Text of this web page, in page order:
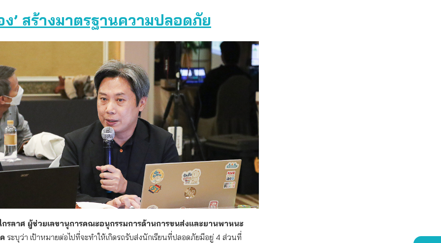
ง’ สร้างมาตรฐานความปลอดภัย
รลาศ ผู้ช่วยเลขานุการคณะอนุกรรมการด้านการขนส่งและยานพาหนะ
ระบุว่า เป้าหมายต่อไปที่จะทำให้เกิดรถรับส่งนักเรียนที่ปลอดภัยมีอยู่ 4 ส่วนที่